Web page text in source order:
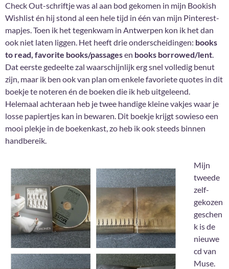
Check Out-schriftje was al aan bod gekomen in mijn Bookish
Wishlist én hij stond al een hele tijd in één van mijn Pinterest-
mapjes. Toen ik het tegenkwam in Antwerpen kon ik het dan
ook niet laten liggen. Het heeft drie onderscheidingen: books
to read, favorite books/passagesen books borrowed/lent.
Dat eerste gedeelte zal waarschijnlijk erg snel volledig benut
zijn, maar ik ben ook van plan om enkele favoriete quotes in dit
boekje te noteren én de boeken die ik heb uitgeleend.
Helemaal achteraan heb je twee handige kleine vakjes waar je
losse papiertjes kan in bewaren. Dit boekje krijgt sowieso een
mooi plekje in de boekenkast, zo heb ik ook steeds binnen
handbereik.
Mijn
tweede
zelf-
gekozen
geschen
k is de
nieuwe
cd van
Muse.